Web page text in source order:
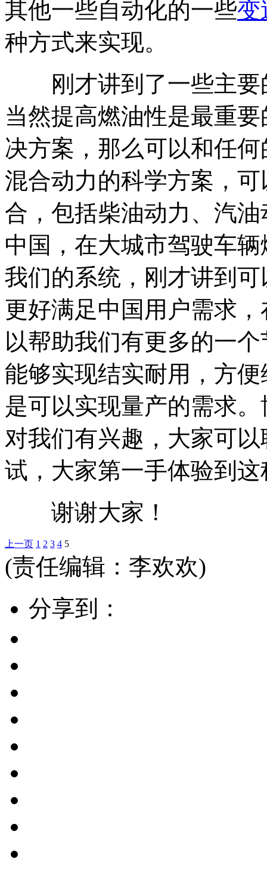
其他一些自动化的一些变
种方式来实现。
刚才讲到了一些主要
当然提高燃油性是最重
决方案，那么可以和任
混合动力的科学方案，
合，包括柴油动力、汽
中国，在大城市驾驶车
我们的系统，刚才讲到
更好满足中国用户需求
以帮助我们有更多的一
能够实现结实耐用，方
是可以实现量产的需求。
对我们有兴趣，大家可
试，大家第一手体验到
谢谢大家！
上一页 1 2 3 4 5
(责任编辑：李欢欢)
分享到：